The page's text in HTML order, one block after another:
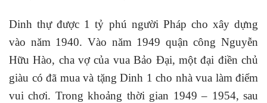
Dinh thự được 1 tỷ phú người Pháp cho xây dựng
vào năm 1940. Vào năm 1949 quận công Nguyễn
Hữu Hào, cha vợ của vua Bảo Đại, một đại điền chủ
giàu có đã mua và tặng Dinh 1 cho nhà vua làm điểm
vui chơi. Trong khoảng thời gian 1949 – 1954, sau